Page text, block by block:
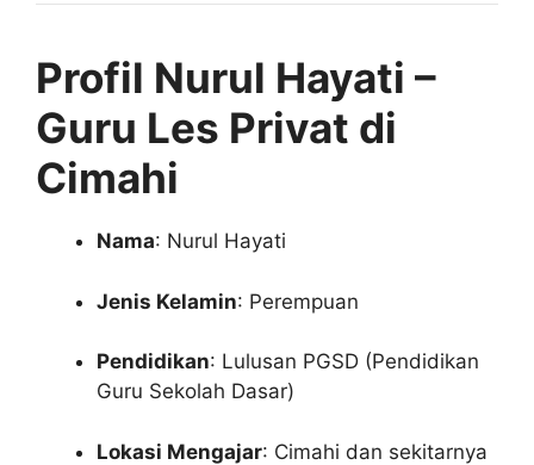
Profil Nurul Hayati –
Guru Les Privat di
Cimahi
Nama: Nurul Hayati
Jenis Kelamin: Perempuan
Pendidikan: Lulusan PGSD (Pendidikan
Guru Sekolah Dasar)
Lokasi Mengajar: Cimahi dan sekitarnya